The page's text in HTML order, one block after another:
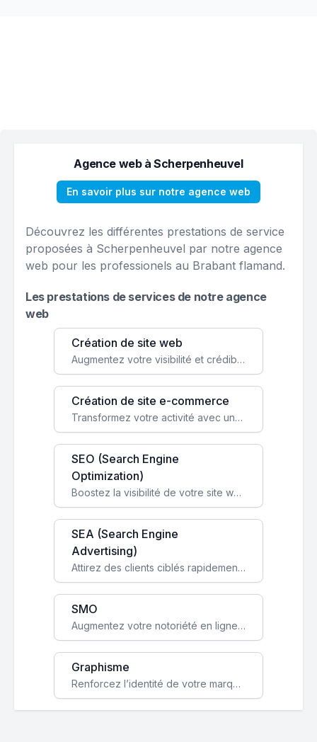
Agence web à Scherpenheuvel
En savoir plus sur notre agence web
Découvrez les différentes prestations de service
proposées à Scherpenheuvel par notre agence
web pour les professionels au Brabant flamand.
Les prestations de services de notre agence
web
Création de site web
Augmentez votre visibilité et crédibilité en ligne avec un site web performant, conçu pour attirer plus de clients.
Création de site e-commerce
Transformez votre activité avec une boutique en ligne, accessible à l'échelle mondiale 24/7.
SEO (Search Engine
Optimization)
Boostez la visibilité de votre site web sur Google et attirez du trafic qualifié grâce à nos stratégies SEO.
SEA (Search Engine
Advertising)
Attirez des clients ciblés rapidement avec des campagnes publicitaires payantes optimisées pour vos objectifs.
SMO
Augmentez votre notoriété en ligne et stimulez la croissance de votre entreprise grâce à une stratégie sociale sur mesure.
Graphisme
Renforcez l’identité de votre marque avec un design unique qui capte l’attention et engage vos clients.